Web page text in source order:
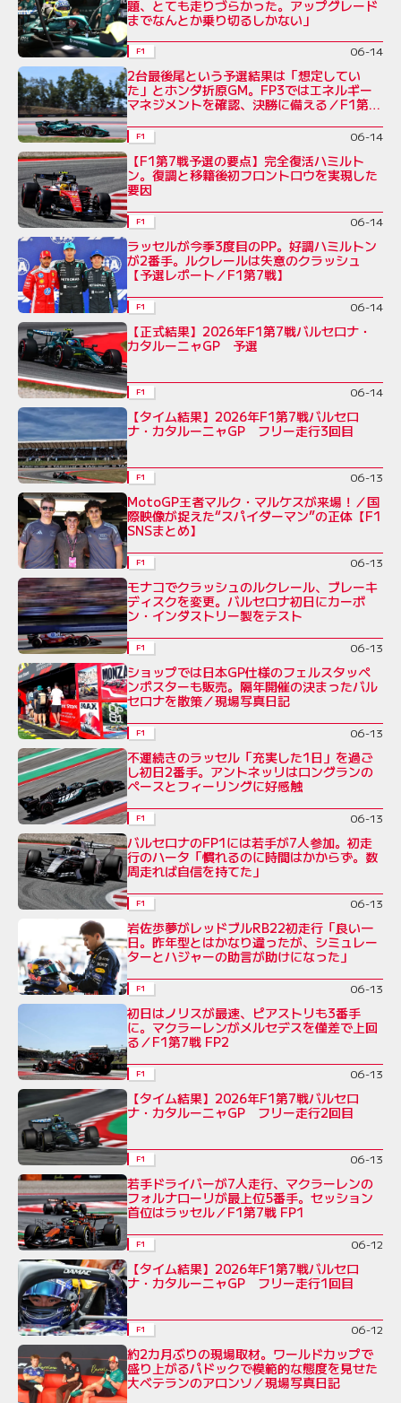
題、とても走りづらかった。アップグレード
までなんとか乗り切るしかない」
F1 06-14
2台最後尾という予選結果は「想定してい
た」とホンダ折原GM。FP3ではエネルギー
マネジメントを確認、決勝に備える／F1第7
F1 06-14
【F1第7戦予選の要点】完全復活ハミルト
ン。復調と移籍後初フロントロウを実現した
要因
F1 06-14
ラッセルが今季3度目のPP。好調ハミルトン
が2番手。ルクレールは失意のクラッシュ
【予選レポート／F1第7戦】
F1 06-14
【正式結果】2026年F1第7戦バルセロナ・
カタルーニャGP 予選
F1 06-14
【タイム結果】2026年F1第7戦バルセロ
ナ・カタルーニャGP フリー走行3回目
F1 06-13
MotoGP王者マルク・マルケスが来場！／国
際映像が捉えた“スパイダーマン”の正体【F1
SNSまとめ】
F1 06-13
モナコでクラッシュのルクレール、ブレーキ
ディスクを変更。バルセロナ初日にカーボ
ン・インダストリー製をテスト
F1 06-13
ショップでは日本GP仕様のフェルスタッペ
ンポスターも販売。隔年開催の決まったバル
セロナを散策／現場写真日記
F1 06-13
不運続きのラッセル「充実した1日」を過ご
し初日2番手。アントネッリはロングランの
ペースとフィーリングに好感触
F1 06-13
バルセロナのFP1には若手が7人参加。初走
行のハータ「慣れるのに時間はかからず。数
周走れば自信を持てた」
F1 06-13
岩佐歩夢がレッドブルRB22初走行「良い一
日。昨年型とはかなり違ったが、シミュレー
ターとハジャーの助言が助けになった」
F1 06-13
初日はノリスが最速、ピアストリも3番手
に。マクラーレンがメルセデスを僅差で上回
る／F1第7戦 FP2
F1 06-13
【タイム結果】2026年F1第7戦バルセロ
ナ・カタルーニャGP フリー走行2回目
F1 06-13
若手ドライバーが7人走行、マクラーレンの
フォルナローリが最上位5番手。セッション
首位はラッセル／F1第7戦 FP1
F1 06-12
【タイム結果】2026年F1第7戦バルセロ
ナ・カタルーニャGP フリー走行1回目
F1 06-12
約2カ月ぶりの現場取材。ワールドカップで
盛り上がるパドックで模範的な態度を見せた
大ベテランのアロンソ／現場写真日記